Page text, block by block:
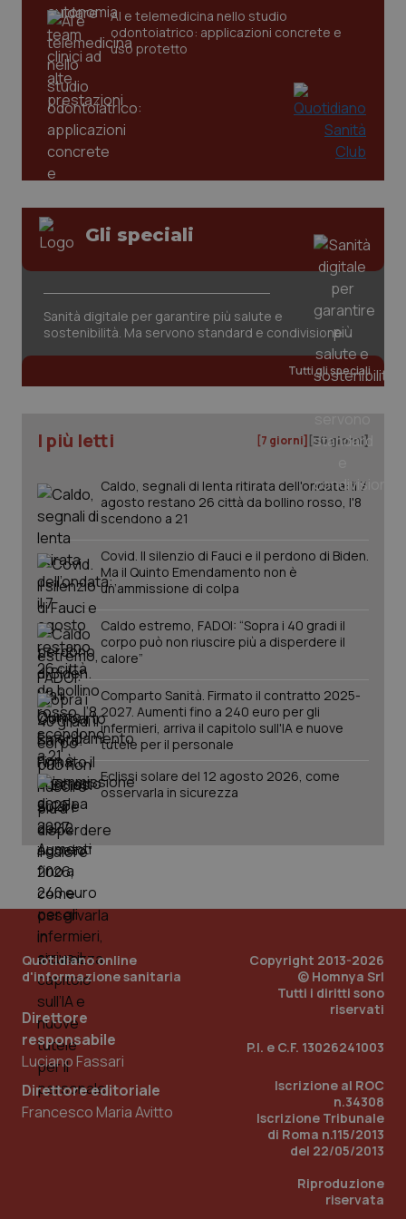
AI e telemedicina nello studio
odontoiatrico: applicazioni concrete e
uso protetto
Gli speciali
Sanità digitale per garantire più salute e
sostenibilità. Ma servono standard e condivisione
Tutti gli speciali
I più letti [7 giorni] [30 giorni]
Caldo, segnali di lenta ritirata dell'ondata: il 7
agosto restano 26 città da bollino rosso, l'8
scendono a 21
Covid. Il silenzio di Fauci e il perdono di Biden.
Ma il Quinto Emendamento non è
un’ammissione di colpa
Caldo estremo, FADOI: “Sopra i 40 gradi il
corpo può non riuscire più a disperdere il
calore”
Comparto Sanità. Firmato il contratto 2025-
2027. Aumenti fino a 240 euro per gli
infermieri, arriva il capitolo sull'IA e nuove
tutele per il personale
Eclissi solare del 12 agosto 2026, come
osservarla in sicurezza
Quotidiano online
d'informazione sanitaria
Direttore
responsabile
Luciano Fassari
Direttore editoriale
Francesco Maria Avitto
Copyright 2013-2026
© Homnya Srl
Tutti i diritti sono
riservati
P.I. e C.F. 13026241003
Iscrizione al ROC
n.34308
Iscrizione Tribunale
di Roma n.115/2013
del 22/05/2013
Riproduzione
riservata
CookieScriptConsent
5
tracking-sites-ironfish-
www.quotidianosanita.it
session-id
_ga
Google LLC
PHPSESSID
www.quotidianosanita.it